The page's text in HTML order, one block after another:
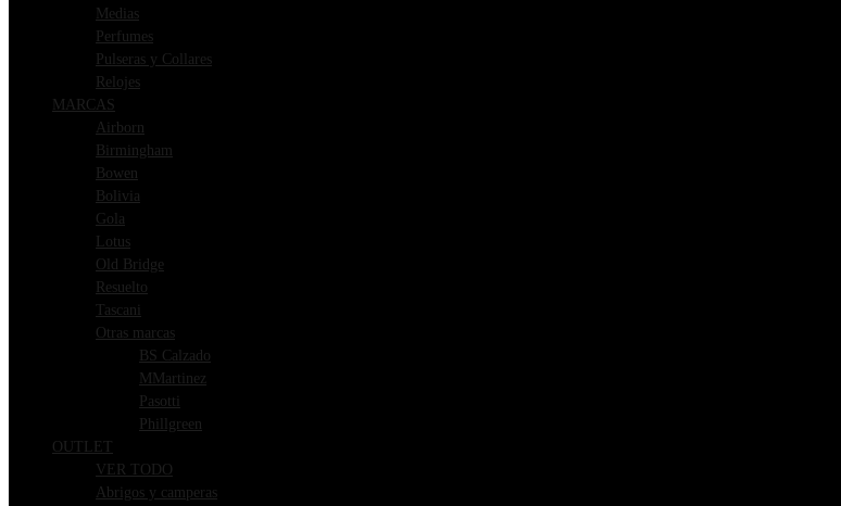
Medias
Perfumes
Pulseras y Collares
Relojes
MARCAS
Airborn
Birmingham
Bowen
Bolivia
Gola
Lotus
Old Bridge
Resuelto
Tascani
Otras marcas
BS Calzado
MMartinez
Pasotti
Phillgreen
OUTLET
VER TODO
Abrigos y camperas